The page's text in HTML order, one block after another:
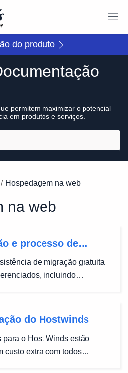
do produto
permitem maximizar o potencial
em produtos e serviços.
/ Hospedagem na web
na web
e processo de
de migração gratuita
incluindo
e Servidores
é tornar sua transição
do Hostwinds
para o Host Winds estão
custo extra com todos